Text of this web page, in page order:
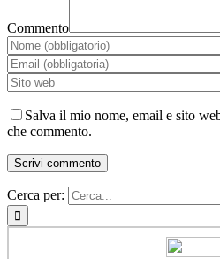
Commento
Salva il mio nome, email e sito
che commento.
Cerca per: